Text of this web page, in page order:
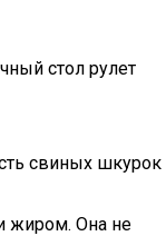
стол рулет
свиных шкурок
жиром. Она не